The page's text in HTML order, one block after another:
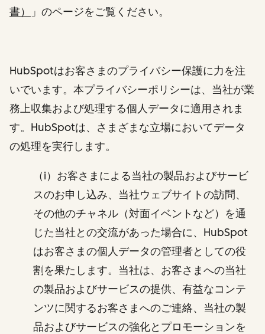
書）
」 のページをご覧ください。
HubSpotはお客さまのプライバシー保護に力を注
いでいます。本プライバシーポリシーは、当社が業
務上収集および処理する個人データに適用されま
す。HubSpotは、さまざまな立場においてデータ
の処理を実行します。
（i）お客さまによる当社の製品およびサービ
スのお申し込み、当社ウェブサイトの訪問、
その他のチャネル（対面イベントなど）を通
じた当社との交流があった場合に、HubSpot
はお客さまの個人データの管理者としての役
割を果たします。当社は、お客さまへの当社
の製品およびサービスの提供、有益なコンテ
ンツに関するお客さまへのご連絡、当社の製
品およびサービスの強化とプロモーションを